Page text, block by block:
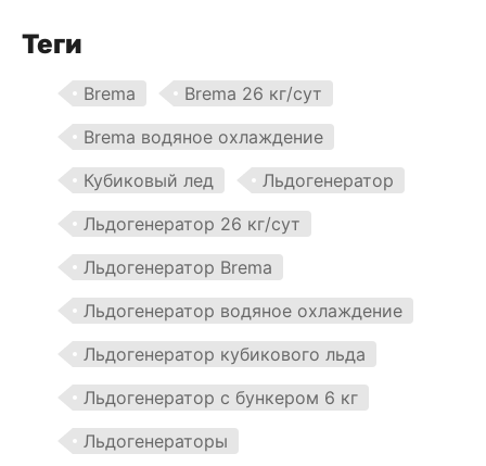
Теги
Brema
Brema 26 кг/сут
Brema водяное охлаждение
Кубиковый лед
Льдогенератор
Льдогенератор 26 кг/сут
Льдогенератор Brema
Льдогенератор водяное охлаждение
Льдогенератор кубикового льда
Льдогенератор с бункером 6 кг
Льдогенераторы